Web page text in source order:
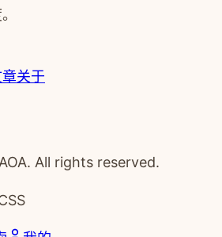
关于
All rights reserved.